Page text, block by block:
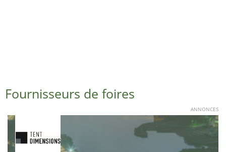
Fournisseurs de foires
ANNONCES